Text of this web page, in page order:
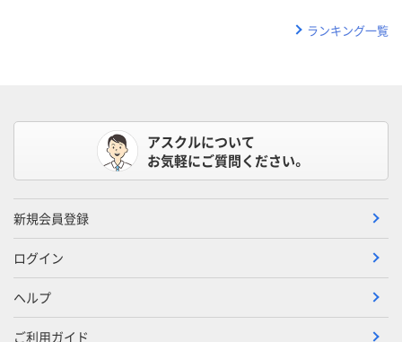
ランキング一覧
アスクルについて
お気軽にご質問ください。
新規会員登録
ログイン
ヘルプ
ご利用ガイド